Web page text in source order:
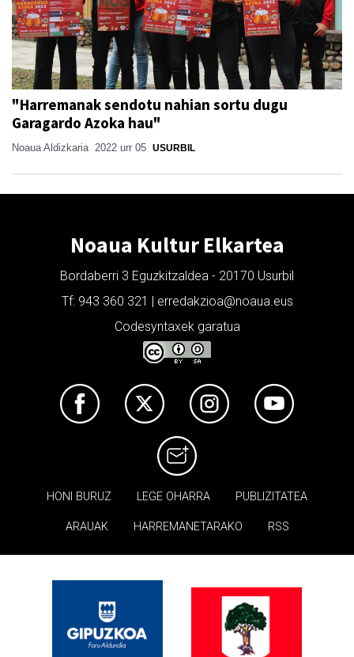
"Harremanak sendotu nahian sortu dugu
Garagardo Azoka hau"
Noaua Aldizkaria 2022 urr 05 USURBIL
Noaua Kultur Elkartea
Bordaberri 3 Eguzkitzaldea - 20170 Usurbil
Tf: 943 360 321 | erredakzioa@noaua.eus
Codesyntaxek garatua
HONI BURUZ LEGE OHARRA PUBLIZITATEA
ARAUAK HARREMANETARAKO RSS